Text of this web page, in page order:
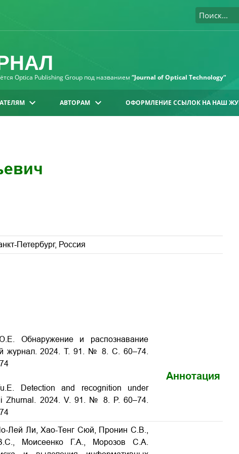
Optica Publishing Group под названием “Journal of Optical Technology“
АВТОРАМ ОФОРМЛЕНИЕ ССЫЛОК НА НАШ
Петербург, Россия
Обнаружение и распознавание
журнал. 2024. Т. 91. № 8. С. 60–74.
Detection and recognition under
Zhurnal. 2024. V. 91. № 8. P. 60–74.
Аннотация
Ли, Хао-Тенг Сюй, Пронин С.В.,
Моисеенко Г.А., Морозов С.А.